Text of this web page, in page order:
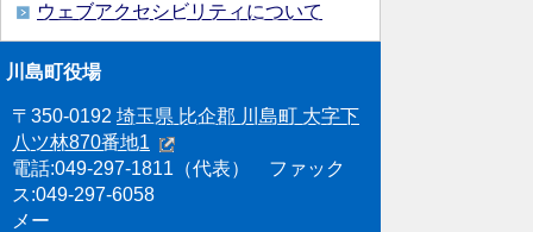
ウェブアクセシビリティについて
川島町役場
〒350-0192 埼玉県 比企郡 川島町 大字下
八ツ林870番地1
電話:049-297-1811（代表） ファック
ス:049-297-6058
メー